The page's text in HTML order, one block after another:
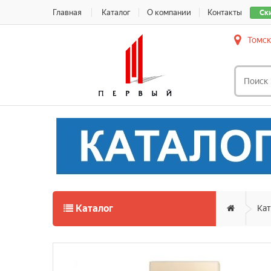
Главная Каталог О компании Контакты
Томск
Каталог